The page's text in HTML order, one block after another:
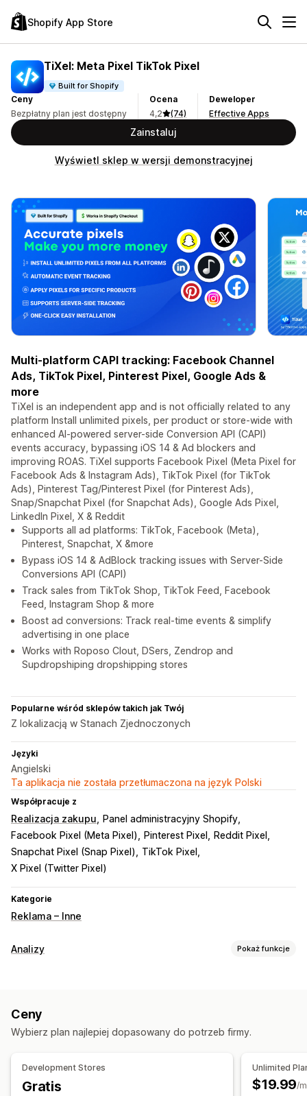
Shopify App Store
TiXel: Meta Pixel TikTok Pixel
Built for Shopify
Ceny
Bezpłatny plan jest dostępny
Ocena
4,2
(74)
Deweloper
Effective Apps
Zainstaluj
Wyświetl sklep w wersji demonstracyjnej
Multi-platform CAPI tracking: Facebook Channel
Ads, TikTok Pixel, Pinterest Pixel, Google Ads &
more
TiXel is an independent app and is not officially related to any
platform Install unlimited pixels, per product or store-wide with
enhanced AI-powered server-side Conversion API (CAPI)
events accuracy, bypassing iOS 14 & Ad blockers and
improving ROAS. TiXel supports Facebook Pixel (Meta Pixel for
Facebook Ads & Instagram Ads), TikTok Pixel (for TikTok
Ads), Pinterest Tag/Pinterest Pixel (for Pinterest Ads),
Snap/Snapchat Pixel (for Snapchat Ads), Google Ads Pixel,
LinkedIn Pixel, X & Reddit
Supports all ad platforms: TikTok, Facebook (Meta),
Pinterest, Snapchat, X &more
Bypass iOS 14 & AdBlock tracking issues with Server-Side
Conversions API (CAPI)
Track sales from TikTok Shop, TikTok Feed, Facebook
Feed, Instagram Shop & more
Boost ad conversions: Track real-time events & simplify
advertising in one place
Works with Roposo Clout, DSers, Zendrop and
Supdropshiping dropshipping stores
Popularne wśród sklepów takich jak Twój
Z lokalizacją w Stanach Zjednoczonych
Języki
Angielski
Ta aplikacja nie została przetłumaczona na język Polski
Współpracuje z
Realizacja zakupu
Panel administracyjny Shopify
Facebook Pixel (Meta Pixel)
Pinterest Pixel
Reddit Pixel
Snapchat Pixel (Snap Pixel)
TikTok Pixel
X Pixel (Twitter Pixel)
Kategorie
Reklama – Inne
Analizy Pokaż funkcje
Śledzenie wydarzeń
Długookresowa wartość klienta (LTV) Analizy kohorty
Ceny
Wybierz plan najlepiej dopasowany do potrzeb firmy.
Development Stores
Gratis
Unlimited
$19.99/